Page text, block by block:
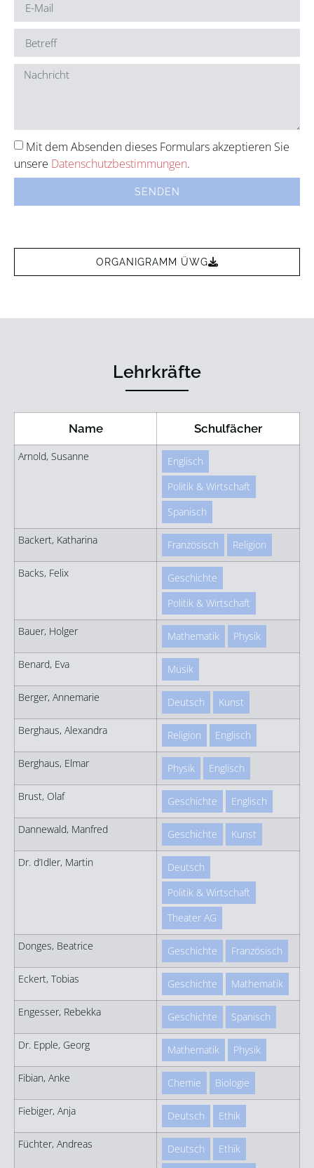
Mit dem Absenden dieses Formulars akzeptieren Sie
unsere Datenschutzbestimmungen.
SENDEN
ORGANIGRAMM ÜWG
Lehrkräfte
Name Schulfächer
Arnold, Susanne
Englisch
Politik & Wirtschaft
Spanisch
Backert, Katharina Französisch Religion
Backs, Felix
Geschichte
Politik & Wirtschaft
Bauer, Holger Mathematik Physik
Benard, Eva Musik
Berger, Annemarie Deutsch Kunst
Berghaus, Alexandra Religion Englisch
Berghaus, Elmar Physik Englisch
Brust, Olaf Geschichte Englisch
Dannewald, Manfred Geschichte Kunst
Dr. d’Idler, Martin
Deutsch
Politik & Wirtschaft
Theater AG
Donges, Beatrice Geschichte Französisch
Eckert, Tobias Geschichte Mathematik
Engesser, Rebekka Geschichte Spanisch
Dr. Epple, Georg Mathematik Physik
Fibian, Anke Chemie Biologie
Fiebiger, Anja Deutsch Ethik
Füchter, Andreas Deutsch
Ethik